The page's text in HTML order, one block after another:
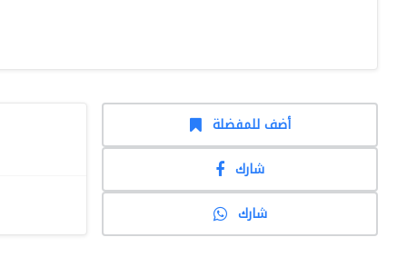
أضف للمفضلة
شارك
شارك